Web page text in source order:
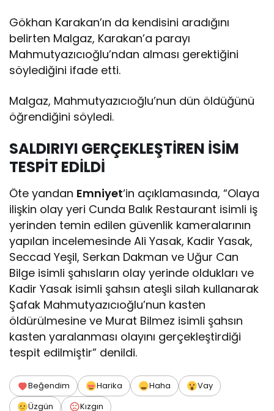
Gökhan Karakan’ın da kendisini aradığını
belirten Malgaz, Karakan’a parayı
Mahmutyazıcıoğlu’ndan alması gerektiğini
söylediğini ifade etti.
Malgaz, Mahmutyazıcıoğlu’nun dün öldüğünü
öğrendiğini söyledi.
SALDIRIYI GERÇEKLEŞTİREN İSİM
TESPİT EDİLDİ
Öte yandan Emniyet‘in açıklamasında, “Olaya
ilişkin olay yeri Cunda Balık Restaurant isimli iş
yerinden temin edilen güvenlik kameralarının
yapılan incelemesinde Ali Yasak, Kadir Yasak,
Seccad Yeşil, Serkan Dakman ve Uğur Can
Bilge isimli şahısların olay yerinde oldukları ve
Kadir Yasak isimli şahsın ateşli silah kullanarak
Şafak Mahmutyazıcıoğlu’nun kasten
öldürülmesine ve Murat Bilmez isimli şahsın
kasten yaralanması olayını gerçekleştirdiği
tespit edilmiştir” denildi.
Beğendim Harika Haha
Vay
Üzgün
Kızgın